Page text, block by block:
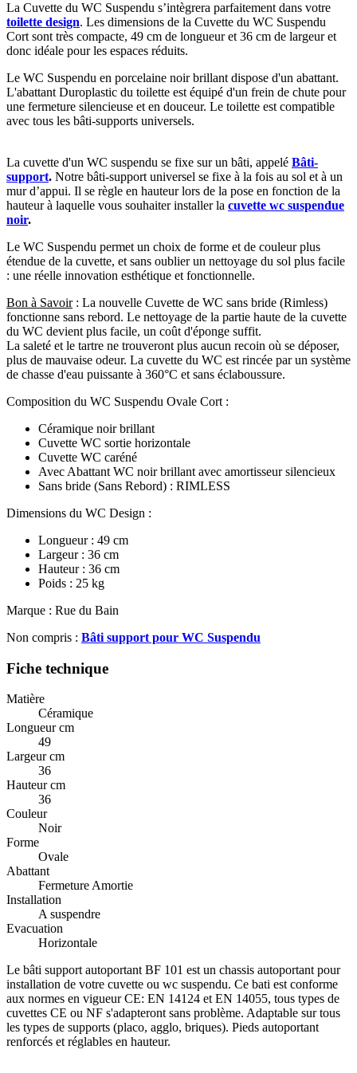
La Cuvette du WC Suspendu s’intègrera parfaitement dans votre
toilette design. Les dimensions de la Cuvette du WC Suspendu
Cort sont très compacte, 49 cm de longueur et 36 cm de largeur et
donc idéale pour les espaces réduits.
Le WC Suspendu en porcelaine noir brillant dispose d'un abattant.
L'abattant Duroplastic du toilette est équipé d'un frein de chute pour
une fermeture silencieuse et en douceur. Le toilette est compatible
avec tous les bâti-supports universels.
La cuvette d'un WC suspendu se fixe sur un bâti, appelé Bâti-
support. Notre bâti-support universel se fixe à la fois au sol et à un
mur d’appui. Il se règle en hauteur lors de la pose en fonction de la
hauteur à laquelle vous souhaiter installer la cuvette wc suspendue
noir.
Le WC Suspendu permet un choix de forme et de couleur plus
étendue de la cuvette, et sans oublier un nettoyage du sol plus facile
: une réelle innovation esthétique et fonctionnelle.
Bon à Savoir: La nouvelle Cuvette de WC sans bride (Rimless)
fonctionne sans rebord. Le nettoyage de la partie haute de la cuvette
du WC devient plus facile, un coût d'éponge suffit.
La saleté et le tartre ne trouveront plus aucun recoin où se déposer,
plus de mauvaise odeur. La cuvette du WC est rincée par un système
de chasse d'eau puissante à 360°C et sans éclaboussure.
Composition du WC Suspendu Ovale Cort :
Céramique noir brillant
Cuvette WC sortie horizontale
Cuvette WC caréné
Avec Abattant WC noir brillant avec amortisseur silencieux
Sans bride (Sans Rebord) : RIMLESS
Dimensions du WC Design :
Longueur : 49 cm
Largeur : 36 cm
Hauteur : 36 cm
Poids : 25 kg
Marque : Rue du Bain
Non compris : Bâti support pour WC Suspendu
Fiche technique
Matière
Céramique
Longueur cm
49
Largeur cm
36
Hauteur cm
36
Couleur
Noir
Forme
Ovale
Abattant
Fermeture Amortie
Installation
A suspendre
Evacuation
Horizontale
Le bâti support autoportant BF 101 est un chassis autoportant pour
installation de votre cuvette ou wc suspendu. Ce bati est conforme
aux normes en vigueur CE: EN 14124 et EN 14055, tous types de
cuvettes CE ou NF s'adapteront sans problème. Adaptable sur tous
les types de supports (placo, agglo, briques). Pieds autoportant
renforcés et réglables en hauteur.